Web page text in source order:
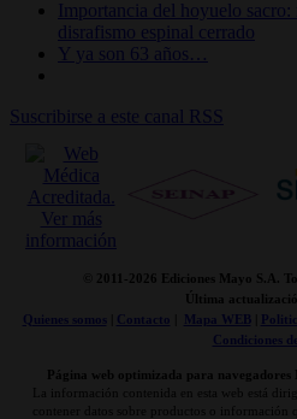
Importancia del hoyuelo sacro:
disrafismo espinal cerrado
Y ya son 63 años…
Suscribirse a este canal RSS
© 2011- 2026 Ediciones Mayo S.A.
Última
Quienes somos| Contacto Mapa WEB|
Condiciones
Página web optimizada para
La información contenida en esta web está
contener datos sobre productos o información